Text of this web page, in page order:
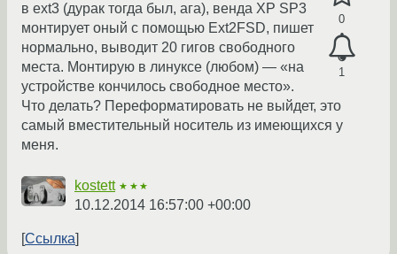
0
1
в ext3 (дурак тогда был, ага), венда XP SP3
монтирует оный с помощью Ext2FSD, пишет
нормально, выводит 20 гигов свободного
места. Монтирую в линуксе (любом) — «на
устройстве кончилось свободное место».
Что делать? Переформатировать не выйдет, это
самый вместительный носитель из имеющихся у
меня.
kostett ★★★
10.12.2014 16:57:00 +00:00
Ссылка